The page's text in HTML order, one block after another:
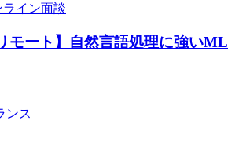
ライン面談
モート】自然言語処理に強いML
ンス